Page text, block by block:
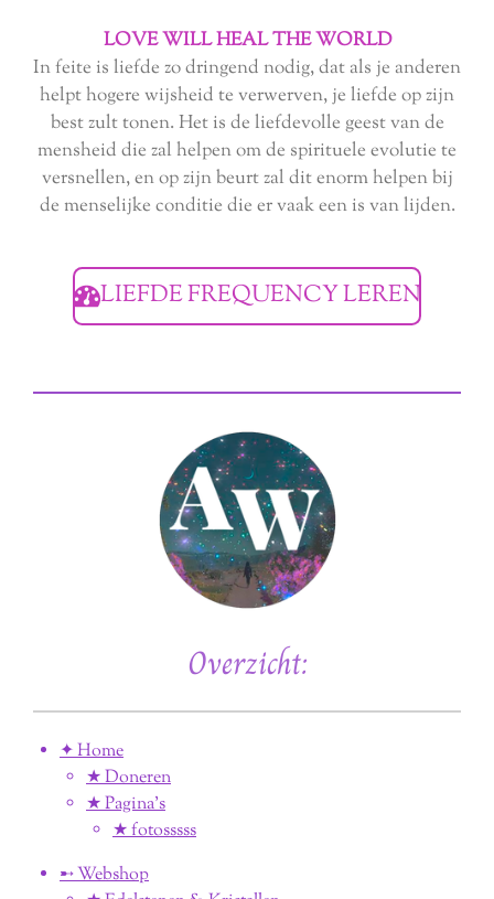
LOVE WILL HEAL THE WORLD
In feite is liefde zo dringend nodig, dat als je anderen
helpt hogere wijsheid te verwerven, je liefde op zijn
best zult tonen. Het is de liefdevolle geest van de
mensheid die zal helpen om de spirituele evolutie te
versnellen, en op zijn beurt zal dit enorm helpen bij
de menselijke conditie die er vaak een is van lijden.
LIEFDE FREQUENCY LEREN
Overzicht:
✦ Home
★ Doneren
★ Pagina’s
★ fotosssss
➸ Webshop